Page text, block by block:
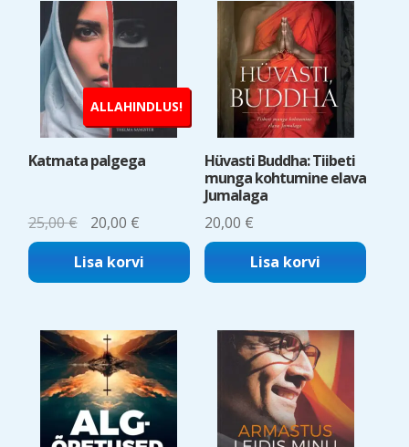
ALLAHINDLUS!
Katmata palgega
25,00€
Algne
hind
oli:
20,00 €Current
price
is:
Lisa korvi
Hüvasti Buddha: Tiibeti
munga kohtumine elava
Jumalaga
20,00 €
Lisa korvi